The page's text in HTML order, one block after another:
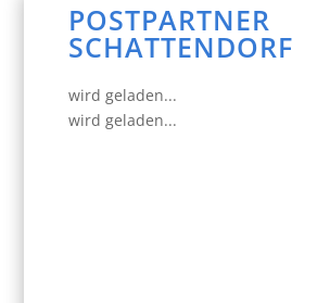
POSTPARTNER
SCHATTENDORF
wird geladen...
wird geladen...